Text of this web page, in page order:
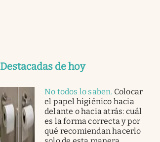
Destacadas de hoy
No todos lo saben. Colocar
el papel higiénico hacia
delante o hacia atrás: cuál
es la forma correcta y por
qué recomiendan hacerlo